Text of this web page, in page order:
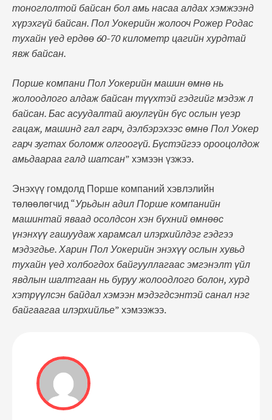
тоноглолтой байсан бол амь насаа алдах хэмжээнд
хүрэхгүй байсан. Пол Уокерийн жолооч Рожер Родас
тухайн үед ердөө 60-70 километр цагийн хурдтай
явж байсан.
Порше компани Пол Уокерийн машин өмнө нь
жолоодлого алдаж байсан түүхтэй гэдгийг мэдэж л
байсан. Бас асуудалтай аюулгүйн бүс ослын үеэр
гацаж, машинд гал гарч, дэлбэрэхээс өмнө Пол Уокер
гарч зугтах боломж олгоогүй. Бүстэйгээ орооцолдож
амьдаараа галд шатсан” хэмээн үзжээ.
Энэхүү гомдолд Порше компаний хэвлэлийн
төлөөлөгчид “Урьдын адил Порше компанийн
машинтай яваад осолдсон хэн бүхний өмнөөс
үнэнхүү гашуудаж харамсал илэрхийлдэг гэдгээ
мэдэгдье. Харин Пол Уокерийн энэхүү ослын хувьд
тухайн үед холбогдох байгууллагаас эмгэнэлт үйл
явдлын шалтгаан нь буруу жолоодлого болон, хурд
хэтрүүлсэн байдал хэмээн мэдэгдсэнтэй санал нэг
байгаагаа илэрхийлье” хэмээжээ.